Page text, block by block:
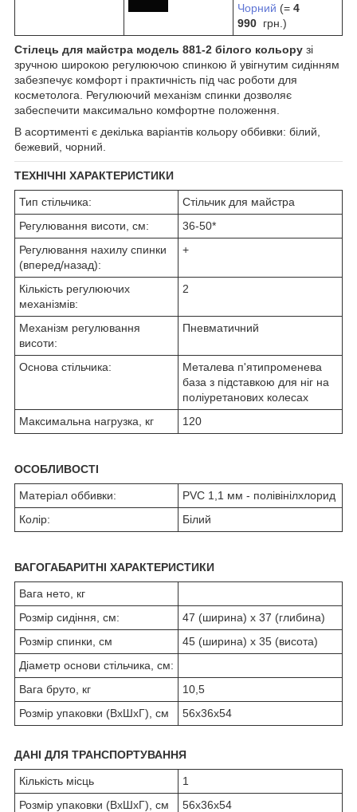
Чорний (= 4
990 грн.)
Стілець для майстра модель 881-2 білого кольору зі
зручною широкою регулюючою спинкою й увігнутим сидінням
забезпечує комфорт і практичність під час роботи для
косметолога. Регулюючий механізм спинки дозволяє
забеспечити максимально комфортне положення.
В асортименті є декілька варіантів кольору оббивки: білий,
бежевий, чорний.
ТЕХНІЧНІ ХАРАКТЕРИСТИКИ
Тип стільчика:
Стільчик для майстра
Регулювання висоти, см:
36-50*
Регулювання нахилу спинки
(вперед/назад):
+
Кількість регулюючих
механізмів:
2
Механізм регулювання
висоти:
Пневматичний
Основа стільчика:
Металева п'ятипроменева
база з підставкою для ніг на
поліуретанових колесах
Максимальна нагрузка, кг
120
ОСОБЛИВОСТІ
Матеріал оббивки:
PVC 1,1 мм - полівінілхлорид
Колір:
Білий
ВАГОГАБАРИТНІ ХАРАКТЕРИСТИКИ
Вага нето, кг
Розмір сидіння, см:
47 (ширина) х 37 (глибина)
Розмір спинки, см
45 (ширина) х 35 (висота)
Діаметр основи стільчика, см:
Вага бруто, кг
10,5
Розмір упаковки (ВхШхГ), см
56х36х54
ДАНІ ДЛЯ ТРАНСПОРТУВАННЯ
Кількість місць
1
Розмір упаковки (ВхШхГ), см
56х36х54